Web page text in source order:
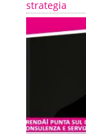
strategia